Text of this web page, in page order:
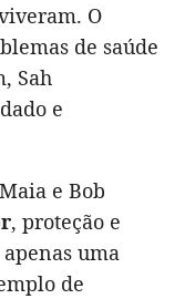
O
de saúde
Sah
e
e Bob
, proteção e
uma
de